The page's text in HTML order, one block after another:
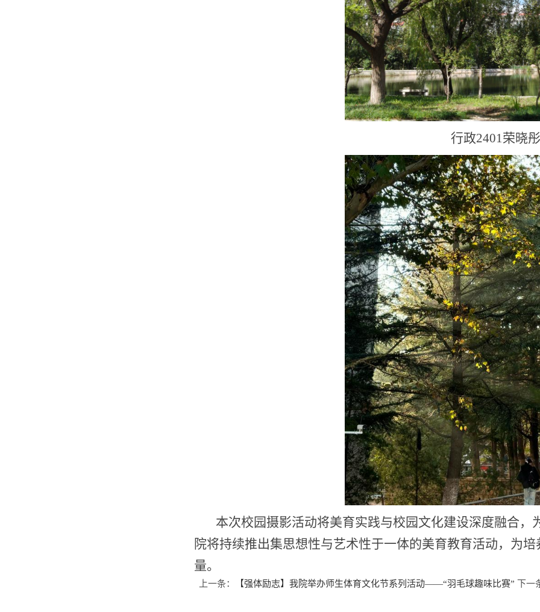
行政2401荣晓彤
本次校园摄影活动将美育实践与校园文化建设深度融合
院将持续推出集思想性与艺术性于一体的美育教育活动，为
量。
上一条： 【强体励志】我院举办师生体育文化节系列活动——“羽毛球趣味比赛” 下一